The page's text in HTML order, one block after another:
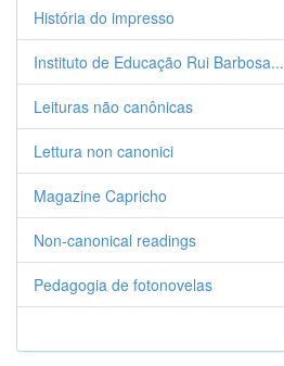
História do impresso
Instituto de Educação Rui Barbosa...
Leituras não canônicas
Lettura non canonici
Magazine Capricho
Non-canonical readings
Pedagogia de fotonovelas